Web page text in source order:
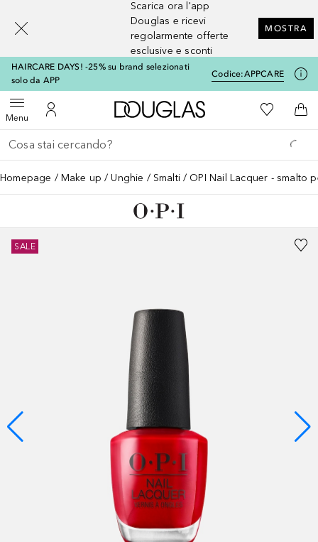
Scarica ora l'app
Douglas e ricevi
regolarmente offerte
esclusive e sconti
MOSTRA
HAIRCARE DAYS! -25% su brand selezionati
solo da APP
Codice:APPCARE
MenuApri menuAl Mio Account
A Douglas HomeAlla Mia
Al
Torna indietro
Esegui ricerca
Homepage Make up Unghie Smalti OPI Nail Lacquer - smalto
SALE
[navigation.slideout.screenreader]